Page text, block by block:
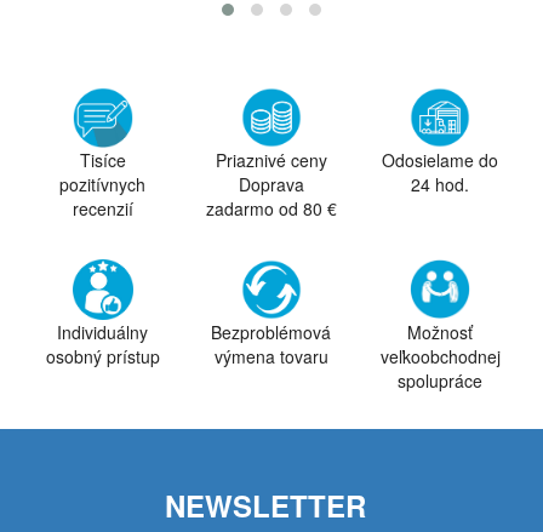
Tisíce
pozitívnych
recenzií
Priaznivé ceny
Doprava
zadarmo od 80 €
Odosielame do
24 hod.
Individuálny
osobný prístup
Bezproblémová
výmena tovaru
Možnosť
veľkoobchodnej
spolupráce
NEWSLETTER